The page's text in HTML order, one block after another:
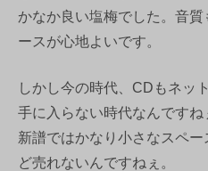
かなか良い塩梅でした。音
ースが心地よいです。
しかし今の時代、CDもネッ
手に入らない時代なんです
新譜ではかなり小さなスペ
ど売れないんですねぇ。